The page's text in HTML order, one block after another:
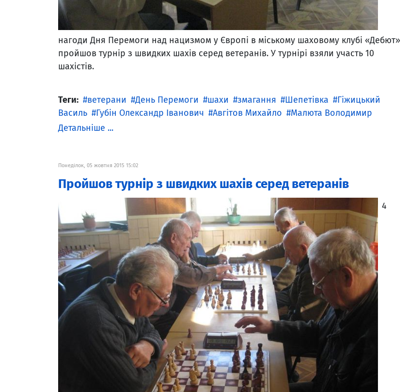
нагоди Дня Перемоги над нацизмом у Європі в міському шаховому клубі «Дебют»
пройшов турнір з швидких шахів серед ветеранів. У турнірі взяли участь 10
шахістів.
Теги: ветерани День Перемоги шахи змагання Шепетівка
Гіжицький
Василь
Губін Олександр Іванович Авгітов Михайло
Малюта Володимир
Детальніше ...
Понеділок, 05 жовтня 2015 15:02
Пройшов турнір з швидких шахів серед ветеранів
4